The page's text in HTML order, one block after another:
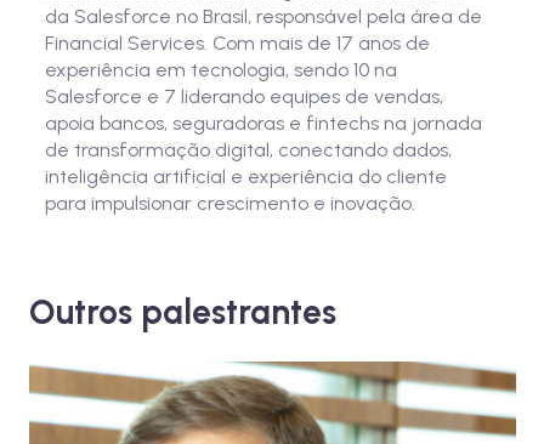
da Salesforce no Brasil, responsável pela área de
Financial Services. Com mais de 17 anos de
experiência em tecnologia, sendo 10 na
Salesforce e 7 liderando equipes de vendas,
apoia bancos, seguradoras e fintechs na jornada
de transformação digital, conectando dados,
inteligência artificial e experiência do cliente
para impulsionar crescimento e inovação.
Outros palestrantes